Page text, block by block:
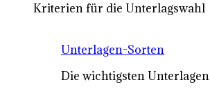
Kriterien für die Unterlagswahl
Unterlagen-Sorten
Die wichtigsten